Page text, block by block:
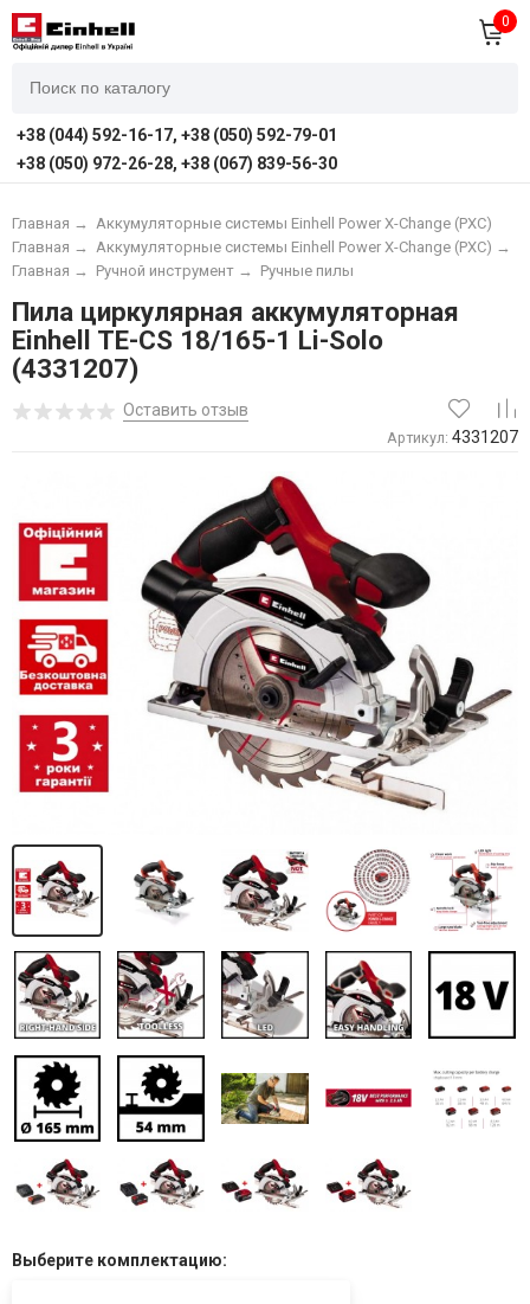
0
+38 (044) 592-16-17, +38 (050) 592-79-01
+38 (050) 972-26-28, +38 (067) 839-56-30
Главная →
Аккумуляторные системы Einhell Power X-Change (PXC)
Аккумуляторные системы Einhell Power X-Change (PXC) →
Главная →
Ручные пилы
Ручной инструмент →
Главная →
Пила циркулярная аккумуляторная
Einhell TE-CS 18/165-1 Li-Solo
(4331207)
Оставить отзыв
Артикул: 4331207
Выберите комплектацию: